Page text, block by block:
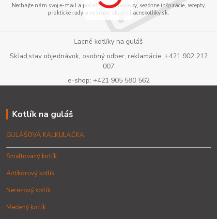
Nechajte nám svoj e-mail a pošleme vám novinky, sezónne inšpirácie, recepty,
praktické rady a vybrané akcie z Lacnekotliky.sk.
Lacné kotlíky na guláš
Sklad,stav objednávok, osobný odber, reklamácie: +421 902 212
007
e-shop: +421 905 580 562
Kotlík na guláš
GULÁŠOVÁ KALKULAČKA
Smaltovaný kotlík
Antikorový kotlík
Nerezový kotlík
Medený kotlík